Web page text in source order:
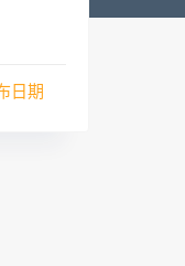
日期